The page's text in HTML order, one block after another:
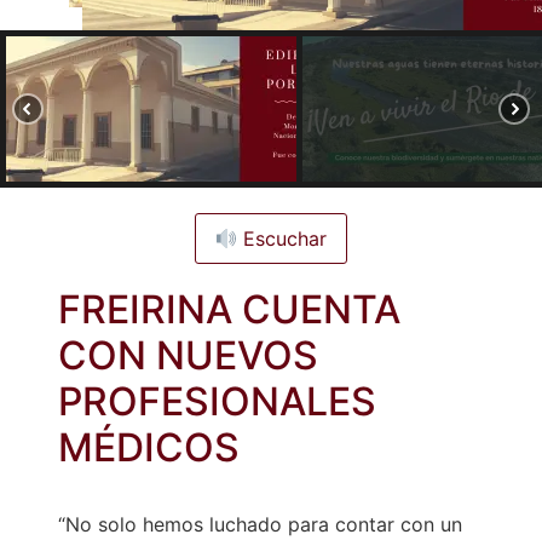
Escuchar
FREIRINA CUENTA
CON NUEVOS
PROFESIONALES
MÉDICOS
“No solo hemos luchado para contar con un